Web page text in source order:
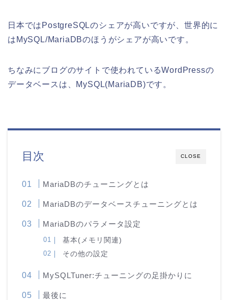
日本ではPostgreSQLのシェアが高いですが、世界的に
はMySQL/MariaDBのほうがシェアが高いです。
ちなみにブログのサイトで使われているWordPressの
データベースは、MySQL(MariaDB)です。
CLOSE
目次
MariaDBのチューニングとは
MariaDBのデータベースチューニングとは
MariaDBのパラメータ設定
基本(メモリ関連)
その他の設定
MySQLTuner:チューニングの足掛かりに
最後に